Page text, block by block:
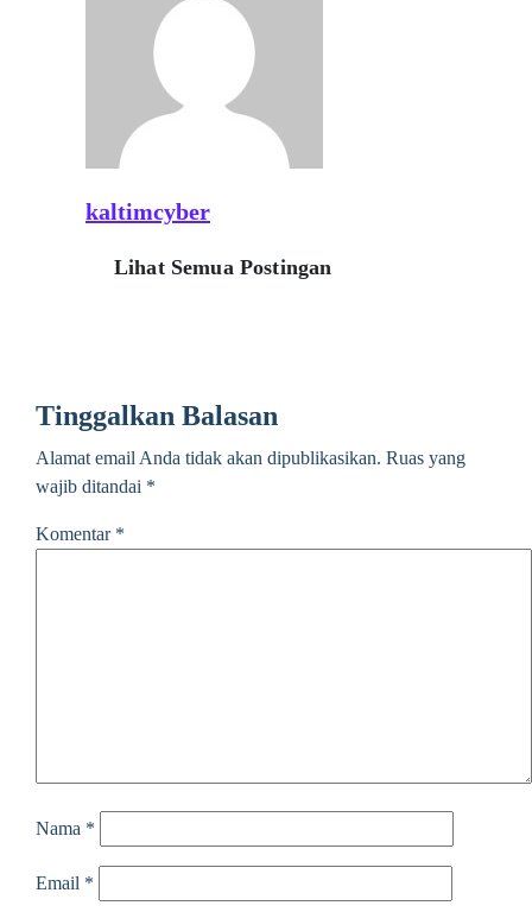
kaltimcyber
Lihat Semua Postingan
Tinggalkan Balasan
Alamat email Anda tidak akan dipublikasikan. Ruas yang
wajib ditandai *
Komentar *
Nama *
Email *